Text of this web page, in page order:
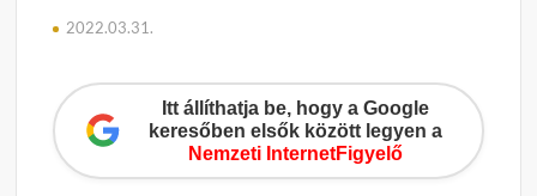
2022.03.31.
Itt állíthatja be, hogy a Google
keresőben elsők között legyen a
Nemzeti InternetFigyelő